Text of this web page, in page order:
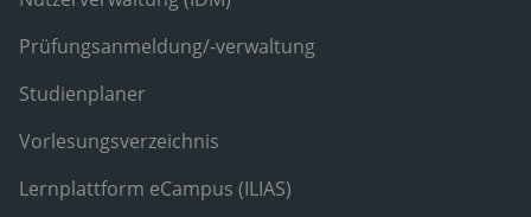
Prüfungsanmeldung/-verwaltung
Studienplaner
Vorlesungsverzeichnis
Lernplattform eCampus (ILIAS)